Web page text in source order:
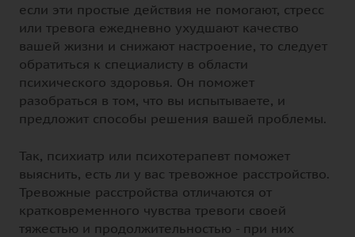
если эти простые действия не помогают, стресс
или тревога ежедневно ухудшают качество
вашей жизни и снижают настроение, то следует
обратиться к специалисту в области
психического здоровья. Он поможет
разобраться в том, что вы испытываете, и
предложит способы решения вашей проблемы.
Так, психиатр или психотерапевт поможет
выяснить, есть ли у вас тревожное расстройство.
Тревожные расстройства отличаются от
кратковременного чувства тревоги своей
тяжестью и продолжительностью - при них